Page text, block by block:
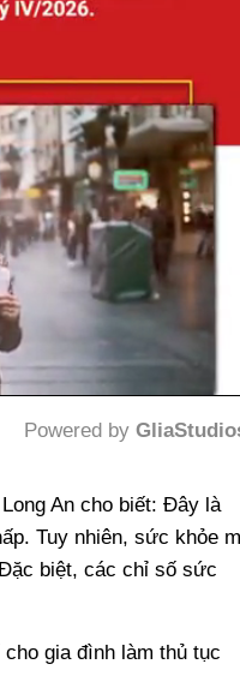
Powered by
An cho biết: Đây là
Tuy nhiên, sức khỏe
biệt, các chỉ số sức
gia đình làm thủ tục